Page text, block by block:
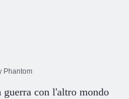
Phantom
con l'altro mondo